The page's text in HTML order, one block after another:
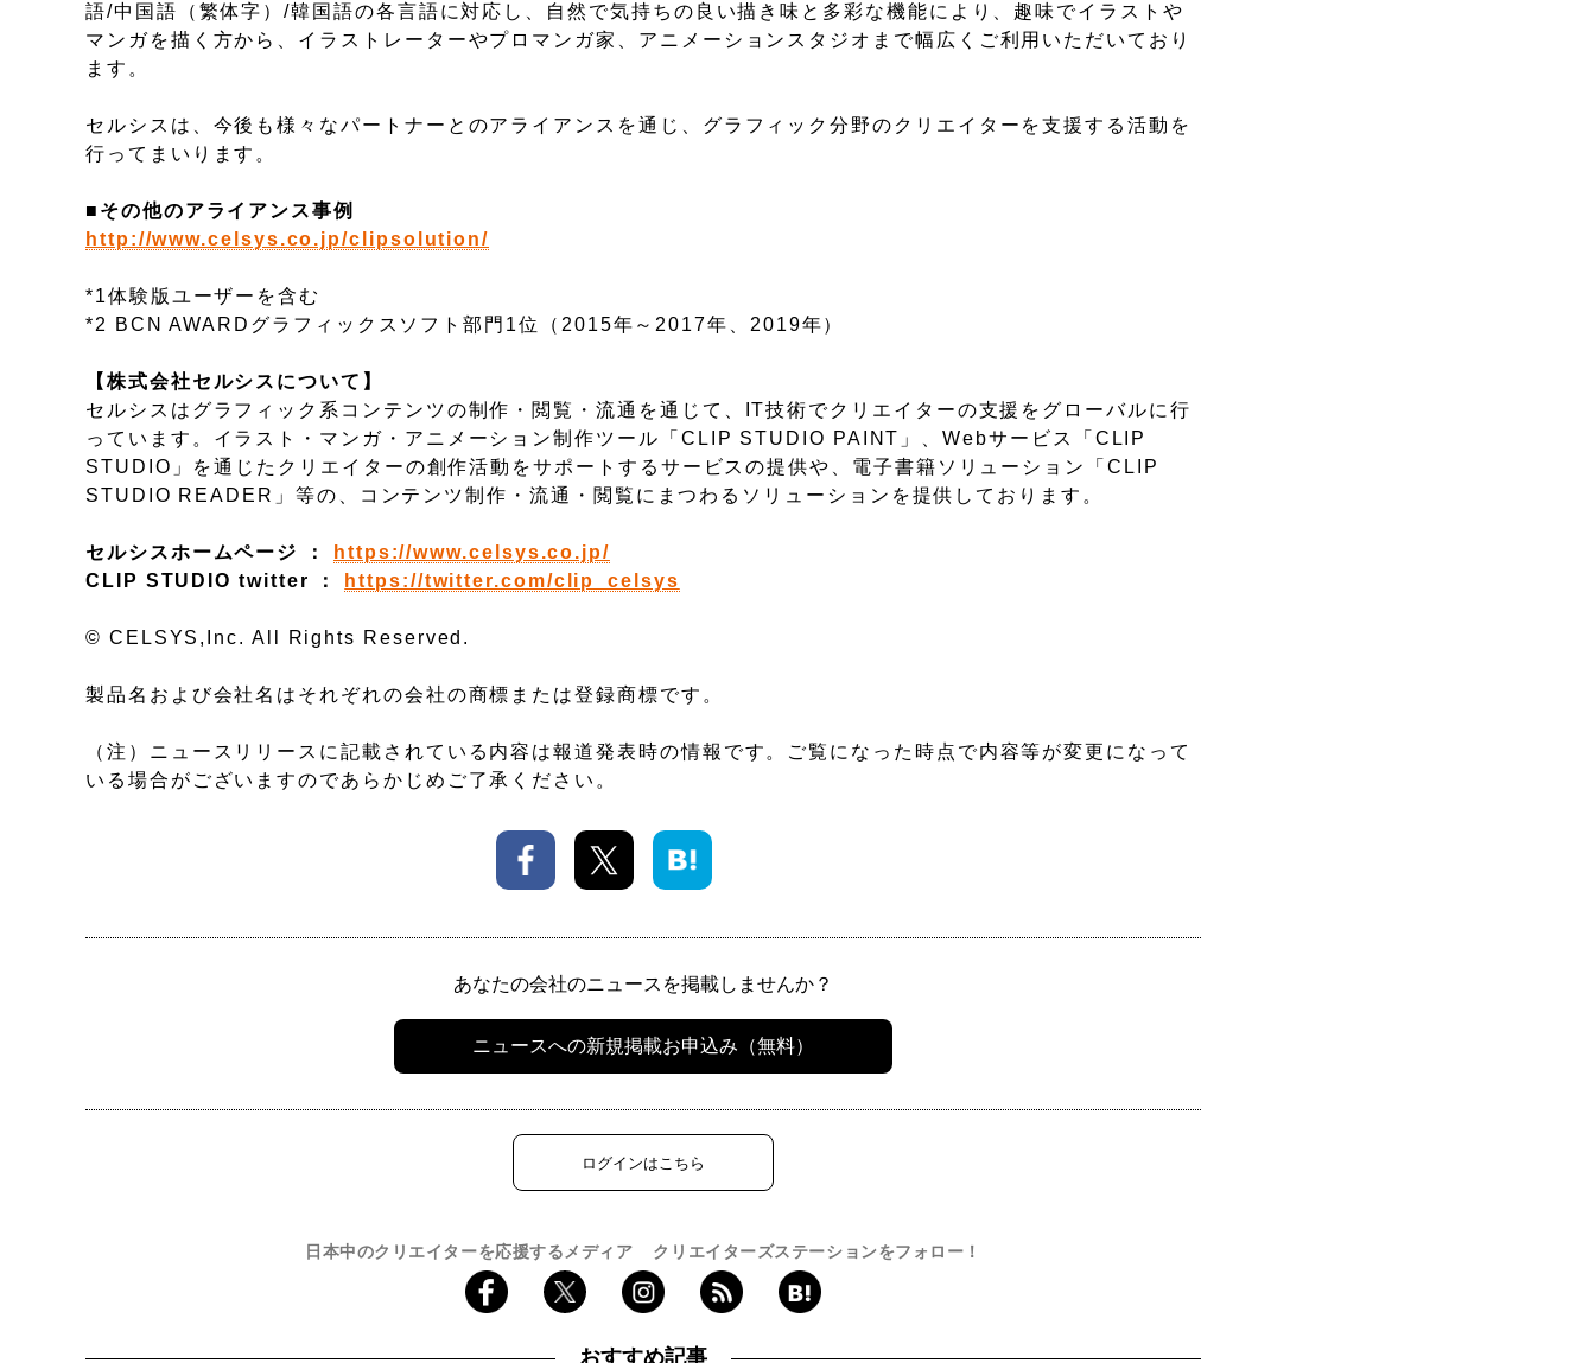
語/中国語（繁体字）/韓国語の各言語に対応し、自然で気持ちの良い描き味と多彩な機能により、趣味でイラストや
マンガを描く方から、イラストレーターやプロマンガ家、アニメーションスタジオまで幅広くご利用いただいており
ます。
セルシスは、今後も様々なパートナーとのアライアンスを通じ、グラフィック分野のクリエイターを支援する活動を
行ってまいります。
■その他のアライアンス事例
http://www.celsys.co.jp/clipsolution/
*1体験版ユーザーを含む
*2 BCN AWARDグラフィックスソフト部門1位（2015年～2017年、2019年）
【株式会社セルシスについて】
セルシスはグラフィック系コンテンツの制作・閲覧・流通を通じて、IT技術でクリエイターの支援をグローバルに行
っています。イラスト・マンガ・アニメーション制作ツール「CLIP STUDIO PAINT」、Webサービス「CLIP
STUDIO」を通じたクリエイターの創作活動をサポートするサービスの提供や、電子書籍ソリューション「CLIP
STUDIO READER」等の、コンテンツ制作・流通・閲覧にまつわるソリューションを提供しております。
セルシスホームページ ：
https://www.celsys.co.jp/
CLIP STUDIO twitter ：
https://twitter.com/clip_celsys
© CELSYS,Inc. All Rights Reserved.
製品名および会社名はそれぞれの会社の商標または登録商標です。
（注）ニュースリリースに記載されている内容は報道発表時の情報です。ご覧になった時点で内容等が変更になって
いる場合がございますのであらかじめご了承ください。
あなたの会社のニュースを掲載しませんか？
ニュースへの新規掲載お申込み（無料）
ログインはこちら
日本中のクリエイターを応援するメディア クリエイターズステーションをフォロー！
おすすめ記事